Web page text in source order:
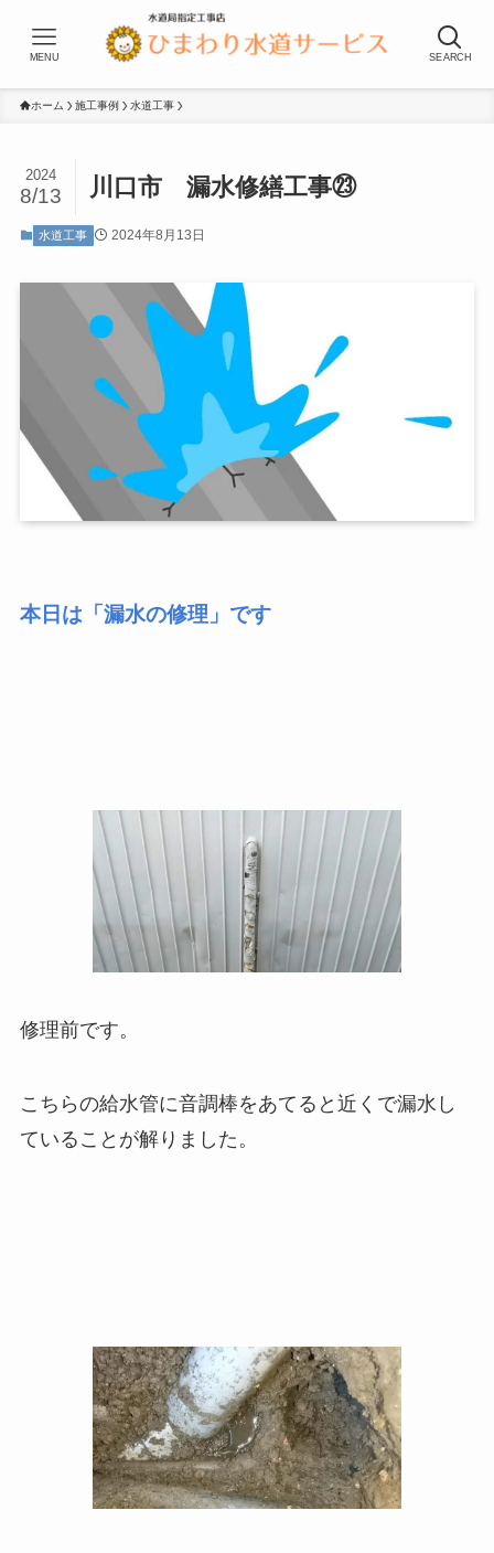
SEARCH
MENU
ホーム 施工事例 水道工事
川口市 漏水修繕工事㉓
2024
8/13
水道工事 2024年8月13日
本日は「漏水の修理」です
修理前です。
こちらの給水管に音調棒をあてると近くで漏水し
ていることが解りました。